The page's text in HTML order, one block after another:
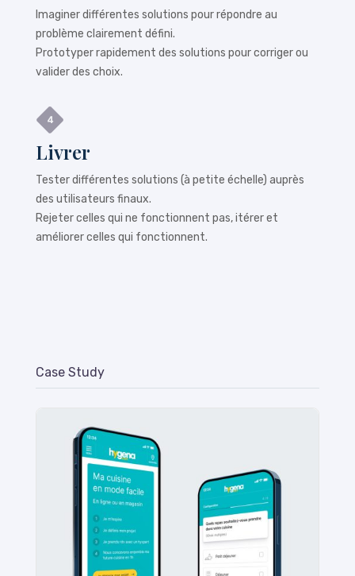
Imaginer différentes solutions pour répondre au
problème clairement défini.
Prototyper rapidement des solutions pour corriger ou
valider des choix.
Livrer
Tester différentes solutions (à petite échelle) auprès
des utilisateurs finaux.
Rejeter celles qui ne fonctionnent pas, itérer et
améliorer celles qui fonctionnent.
Case Study